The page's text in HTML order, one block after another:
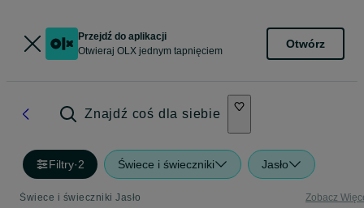
Przejdź do aplikacji
Otwieraj OLX jednym tapnięciem
Otwórz
Znajdź coś dla siebie
Filtry·2 Świece i świeczniki Jasło
Świece i świeczniki Jasło Zobacz